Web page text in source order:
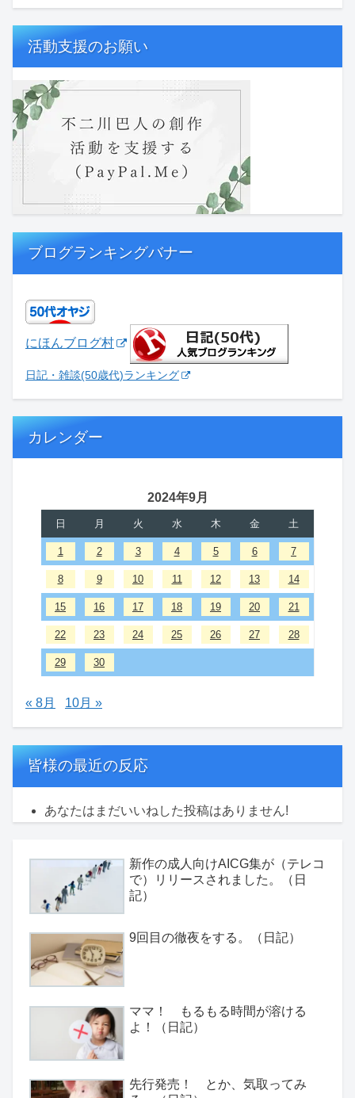
活動支援のお願い
ブログランキングバナー
にほんブログ村
日記・雑談(50歳代)ランキング
カレンダー
2024年9月
日 月 火 水 木 金 土
1 2 3 4 5 6 7
8 9 10 11 12 13 14
15 16 17 18 19 20 21
22 23 24 25 26 27 28
29 30
« 8月 10月 »
皆様の最近の反応
あなたはまだいいねした投稿はありません!
新作の成人向けAICG集が（テレコ
で）リリースされました。（日
記）
9回目の徹夜をする。（日記）
ママ！ もるもる時間が溶ける
よ！（日記）
先行発売！ とか、気取ってみ